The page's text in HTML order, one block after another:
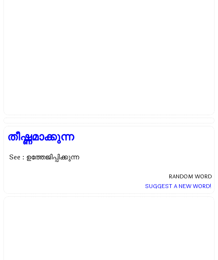
തീഷ്ണമാക്കുന്ന
See : ഉത്തേജിപ്പിക്കുന്ന
RANDOM WORD
SUGGEST A NEW WORD!